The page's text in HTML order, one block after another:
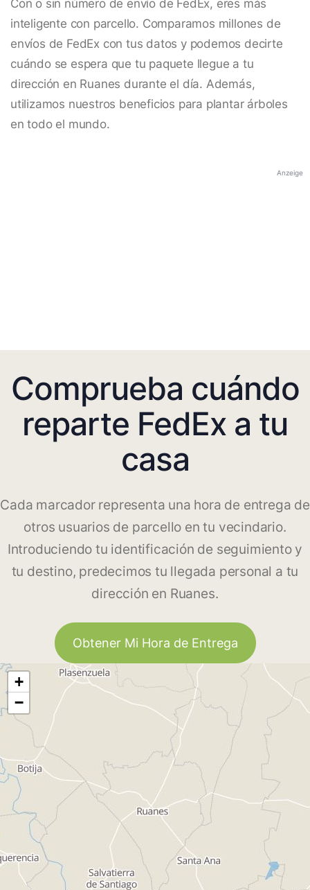
Con o sin número de envío de FedEx, eres más
inteligente con parcello. Comparamos millones de
envíos de FedEx con tus datos y podemos decirte
cuándo se espera que tu paquete llegue a tu
dirección en Ruanes durante el día. Además,
utilizamos nuestros beneficios para plantar árboles
en todo el mundo.
Anzeige
Comprueba cuándo
reparte FedEx a tu
casa
Cada marcador representa una hora de entrega de
otros usuarios de parcello en tu vecindario.
Introduciendo tu identificación de seguimiento y
tu destino, predecimos tu llegada personal a tu
dirección en Ruanes.
Obtener Mi Hora de Entrega
+
−